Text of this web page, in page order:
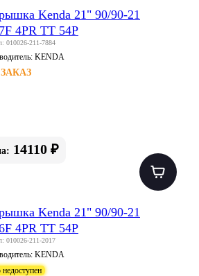
Kenda 21" 90/90-21
4PR TT 54P
010026-211-7884
KENDA
14110 ₽
Kenda 21" 90/90-21
4PR TT 54P
010026-211-2017
KENDA
недоступен